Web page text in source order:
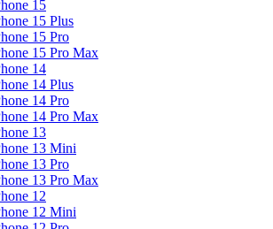
15
15 Plus
15 Pro
15 Pro Max
14
14 Plus
14 Pro
14 Pro Max
13
13 Mini
13 Pro
13 Pro Max
12
12 Mini